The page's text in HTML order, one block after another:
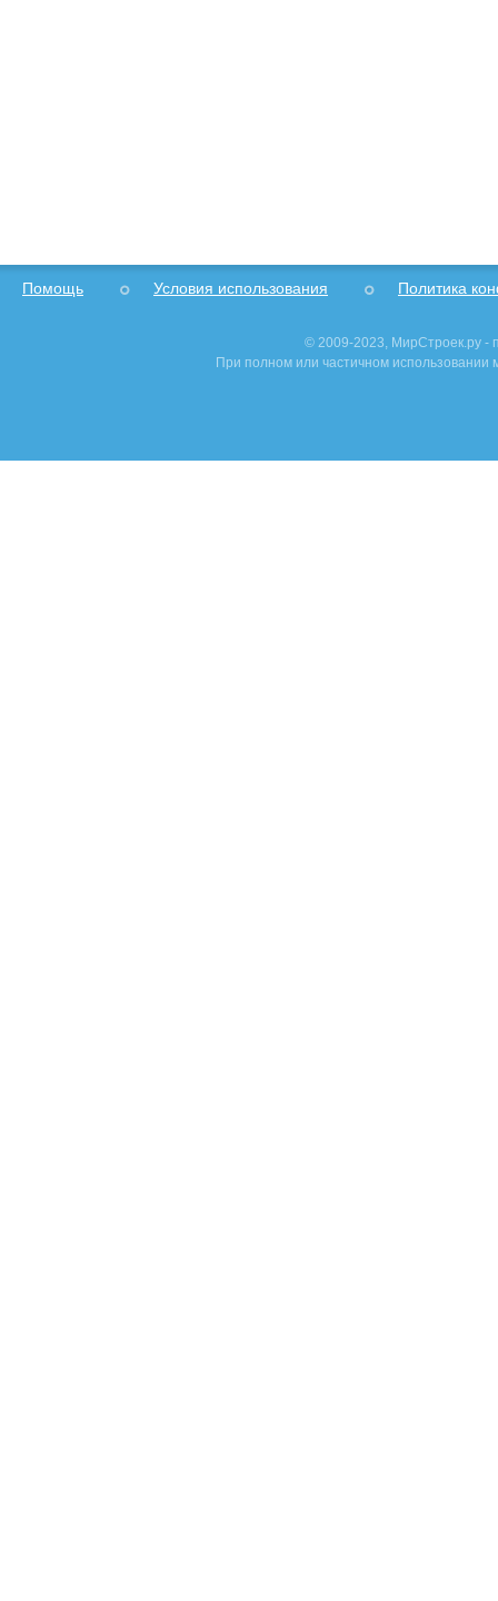
Помощь Условия использования Политика
© 2009-2023, МирСтроек.ру -
При полном или частичном использовании